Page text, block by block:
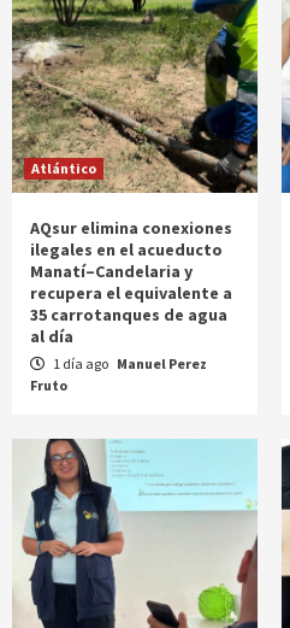
Atlántico
AQsur elimina conexiones
ilegales en el acueducto
Manatí–Candelaria y
recupera el equivalente a
35 carrotanques de agua
al día
1 día ago Manuel Perez
Fruto